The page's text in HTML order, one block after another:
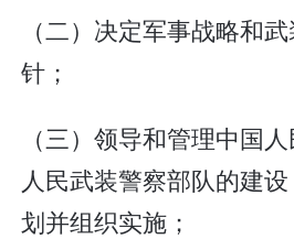
（二）决定军事战略和
针；
（三）领导和管理中国
人民武装警察部队的建
划并组织实施；